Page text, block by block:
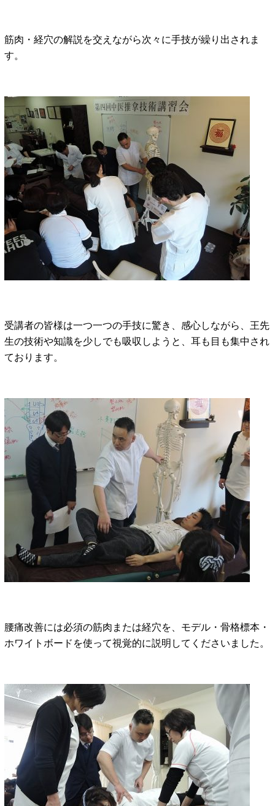
筋肉・経穴の解説を交えながら次々に手技が繰り出されま
す。
受講者の皆様は一つ一つの手技に驚き、感心しながら、王先
生の技術や知識を少しでも吸収しようと、耳も目も集中され
ております。
腰痛改善には必須の筋肉または経穴を、モデル・骨格標本・
ホワイトボードを使って視覚的に説明してくださいました。